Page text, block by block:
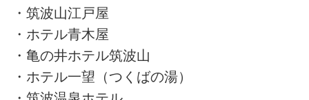
・筑波山江戸屋
・ホテル青木屋
・亀の井ホテル筑波山
・ホテル一望（つくばの湯）